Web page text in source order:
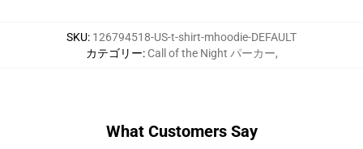
SKU: 126794518-US-t-shirt-mhoodie-DEFAULT
カテゴリー: Call of the Night パーカー,
What Customers Say